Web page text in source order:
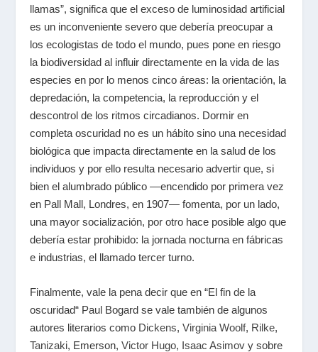
llamas”, significa que el exceso de luminosidad artificial
es un inconveniente severo que debería preocupar a
los ecologistas de todo el mundo, pues pone en riesgo
la biodiversidad al influir directamente en la vida de las
especies en por lo menos cinco áreas: la orientación, la
depredación, la competencia, la reproducción y el
descontrol de los ritmos circadianos. Dormir en
completa oscuridad no es un hábito sino una necesidad
biológica que impacta directamente en la salud de los
individuos y por ello resulta necesario advertir que, si
bien el alumbrado público —encendido por primera vez
en Pall Mall, Londres, en 1907— fomenta, por un lado,
una mayor socialización, por otro hace posible algo que
debería estar prohibido: la jornada nocturna en fábricas
e industrias, el llamado tercer turno.
Finalmente, vale la pena decir que en “El fin de la
oscuridad“ Paul Bogard se vale también de algunos
autores literarios como Dickens,Virginia Woolf, Rilke,
Tanizaki, Emerson,Victor Hugo, Isaac Asimov y sobre